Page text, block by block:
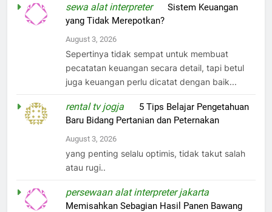
sewa alat interpreteronSistem Keuangan
yang Tidak Merepotkan?
August 3, 2026
Sepertinya tidak sempat untuk membuat
pecatatan keuangan secara detail, tapi betul
juga keuangan perlu dicatat dengan baik...
rental tv jogja
5 Tips Belajar Pengetahuan
Baru Bidang Pertanian dan Peternakan
August 3, 2026
yang penting selalu optimis, tidak takut salah
atau rugi..
persewaan alat interpreter jakarta
Memisahkan Sebagian Hasil Panen Bawang